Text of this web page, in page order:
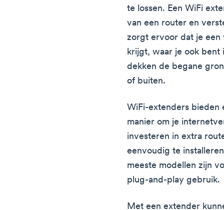
te lossen. Een WiFi
van een router en
zorgt ervoor dat je
krijgt, waar je ook bent
dekken de begane
of buiten.
WiFi-extenders bieden
manier om je
investeren in extra
eenvoudig te
meeste modellen zijn
plug-and-play gebruik.
Met een extender